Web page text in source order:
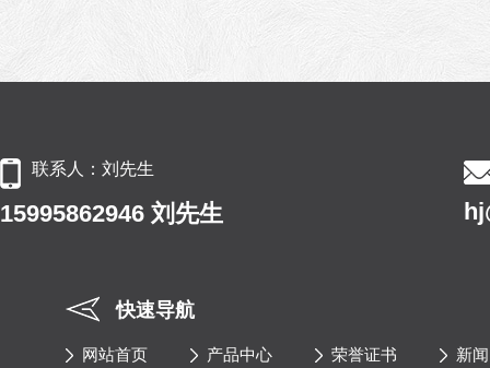
联系人：刘先生
15995862946 刘先生
快速导航
网站首页 产品中心 荣誉证书 新